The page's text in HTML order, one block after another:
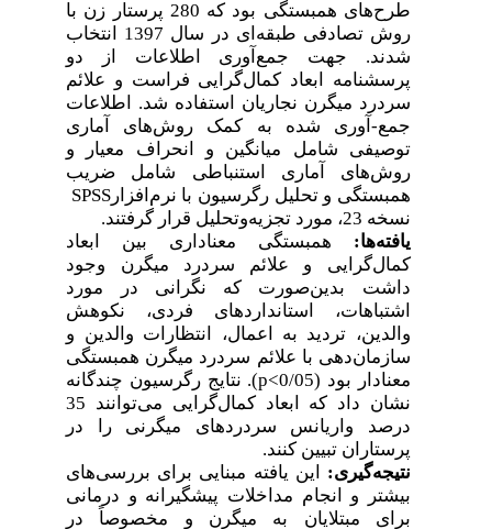
طرح‌های همبستگی بود که 280 پرستار زن با
روش تصادفی طبقه‌ای در سال 1397 انتخاب
شدند. جهت جمع‌آوری اطلاعات از دو
پرسشنامه ابعاد کمال‌گرایی فراست و علائم
سردرد میگرن نجاریان استفاده شد. اطلاعات
جمع-آوری شده به کمک روش‌های آماری
توصیفی شامل میانگین و انحراف معیار و
روش‌های آماری استنباطی شامل ضریب
همبستگی و تحلیل رگرسیون با نرم‌افزار SPSS
نسخه 23، مورد تجزیه‌وتحلیل قرار گرفتند
.
یافته‌ها:همبستگی معناداری بین ابعاد
کمال‌گرایی و علائم سردرد میگرن وجود
داشت بدین‌صورت که نگرانی در مورد
اشتباهات، استانداردهای فردی، نکوهش
والدین، تردید به اعمال، انتظارات والدین و
سازمان‌دهی با علائم سردرد میگرن همبستگی
معنادار بود (0/05
p<
).نتایج رگرسیون چندگانه
نشان داد که ابعاد کمال‌گرایی می‌توانند 35
درصد واریانس سردردهای میگرنی را در
پرستاران تبیین کنند.
نتیجه‌گیری:این یافته مبنایی برای بررسی‌های
بیشتر و انجام مداخلات پیشگیرانه و درمانی
برای مبتلایان به میگرن و مخصوصاً در